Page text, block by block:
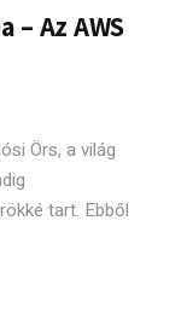
Az AWS
Örs, a világ
tart. Ebből